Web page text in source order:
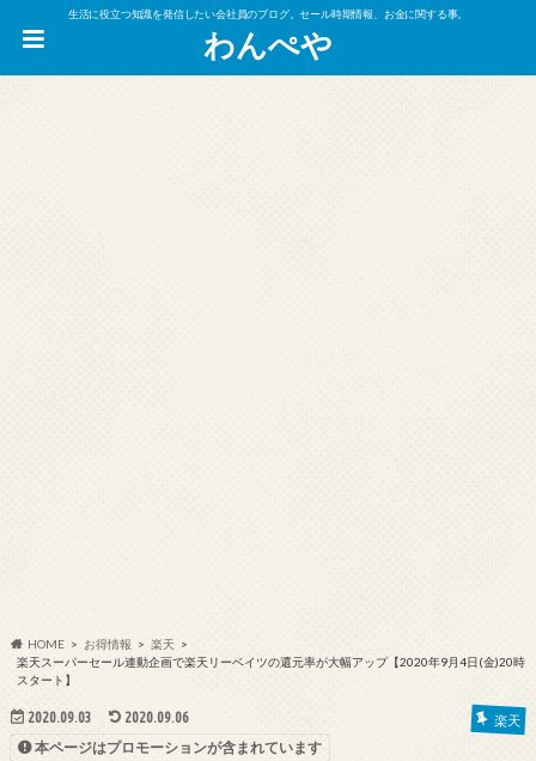
生活に役立つ知識を発信したい会社員のブログ。セール時期情報、お金に関する事。
わんぺや
HOME お得情報
楽天
楽天スーパーセール連動企画で楽天リーベイツの還元率が大幅アップ【2020年9月4日(金)20時
スタート】
2020.09.03 2020.09.06 楽天
本ページはプロモーションが含まれています